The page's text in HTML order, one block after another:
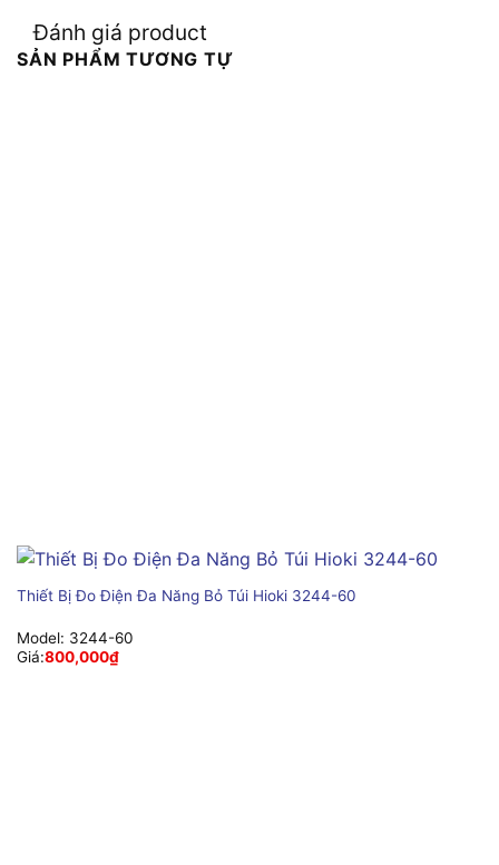
Đánh giá product
SẢN PHẨM TƯƠNG TỰ
Thiết Bị Đo Điện Đa Năng Bỏ Túi Hioki 3244-60
Model: 3244-60
Giá:800,000₫